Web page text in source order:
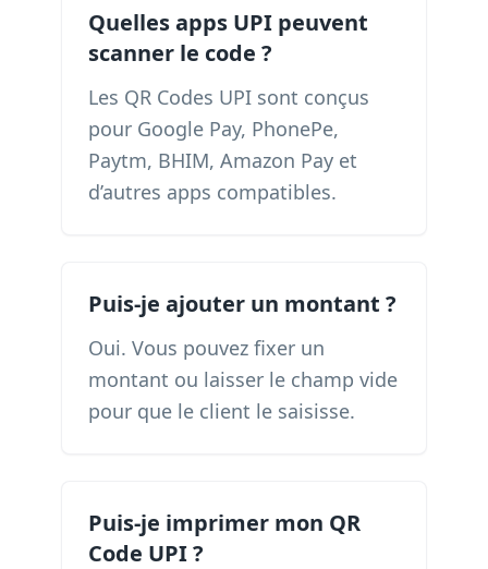
Quelles apps UPI peuvent
scanner le code ?
Les QR Codes UPI sont conçus
pour Google Pay, PhonePe,
Paytm, BHIM, Amazon Pay et
d’autres apps compatibles.
Puis-je ajouter un montant ?
Oui. Vous pouvez fixer un
montant ou laisser le champ vide
pour que le client le saisisse.
Puis-je imprimer mon QR
Code UPI ?